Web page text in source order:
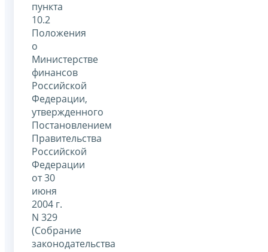
пункта
10.2
Положения
о
Министерстве
финансов
Российской
Федерации,
утвержденного
Постановлением
Правительства
Российской
Федерации
от 30
июня
2004 г.
N 329
(Собрание
законодательства